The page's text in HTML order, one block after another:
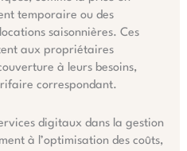
temporaire ou des
saisonnières. Ces
aux propriétaires
à leurs besoins,
correspondant.
digitaux dans la gestion
à l’optimisation des coûts,